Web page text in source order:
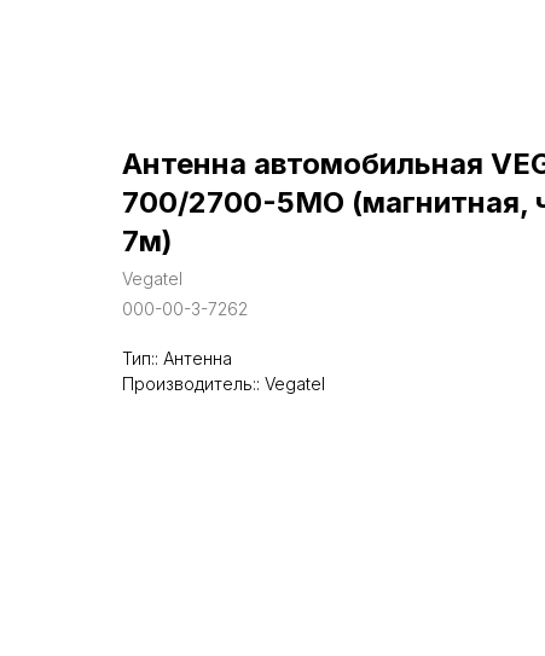
Антенна автомобильная
700/2700-5MO (магнитная,
7м)
Vegatel
000-00-3-7262
Тип:: Антенна
Производитель:: Vegatel